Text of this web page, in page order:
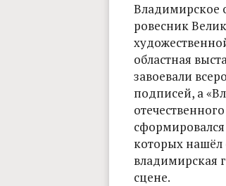
Владимирское
ровесник
областная
завоевали
подписей, а
которых нашёл
владимирская
сцене.